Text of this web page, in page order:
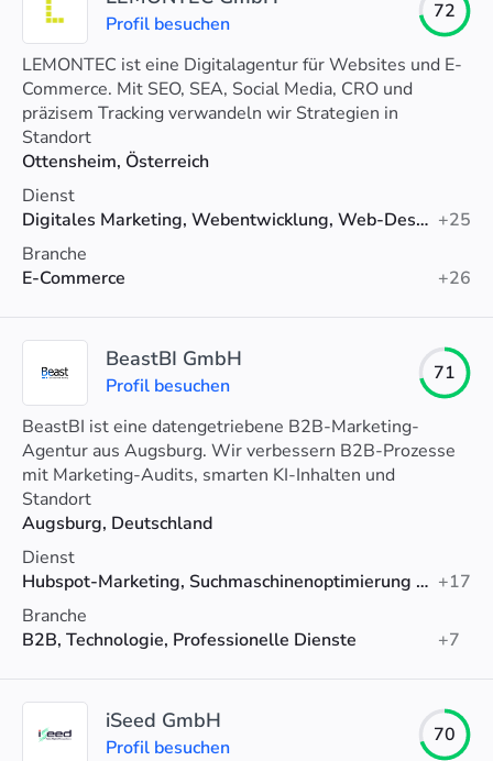
Profil besuchen
72
LEMONTEC ist eine Digitalagentur für Websites und E-
Commerce. Mit SEO, SEA, Social Media, CRO und
präzisem Tracking verwandeln wir Strategien in
messbares Wachstum.
Standort
Ottensheim, Österreich
Dienst
Digitales Marketing, Webentwicklung, Web-Design +25
Branche
E-Commerce
+26
BeastBI GmbH
Profil besuchen
71
BeastBI ist eine datengetriebene B2B-Marketing-
Agentur aus Augsburg. Wir verbessern B2B-Prozesse
mit Marketing-Audits, smarten KI-Inhalten und
SEO/GEO Optimierung
Standort
Augsburg, Deutschland
Dienst
Hubspot-Marketing, Suchmaschinenoptimierung (SEO), Datenanalyse +17
Branche
B2B, Technologie, Professionelle Dienste
+7
iSeed GmbH
Profil besuchen
70